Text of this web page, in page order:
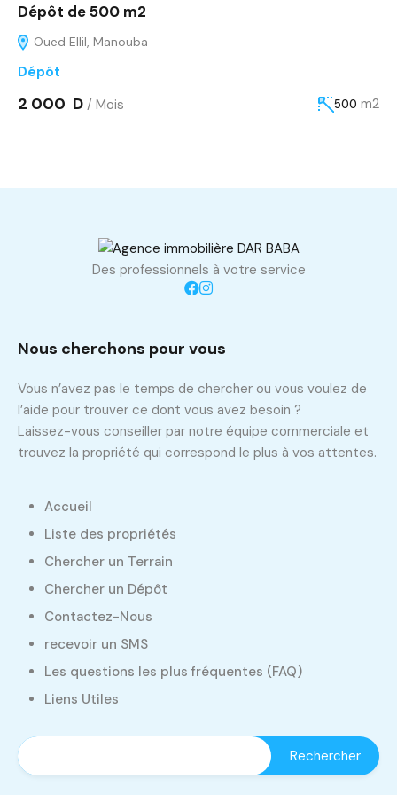
Dépôt de 500 m2
Oued Ellil, Manouba
Dépôt
2 000 D / Mois 500 m2
Des professionnels à votre service
Nous cherchons pour vous
Vous n’avez pas le temps de chercher ou vous voulez de
l’aide pour trouver ce dont vous avez besoin ?
Laissez-vous conseiller par notre équipe commerciale et
trouvez la propriété qui correspond le plus à vos attentes.
Accueil
Liste des propriétés
Chercher un Terrain
Chercher un Dépôt
Contactez-Nous
recevoir un SMS
Les questions les plus fréquentes (FAQ)
Liens Utiles